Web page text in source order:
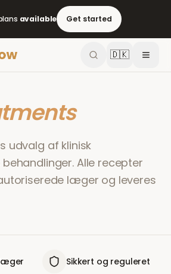
available Get started
🇩🇰
udvalg af klinisk
Alle recepter
læger og leveres
Sikkert og reguleret